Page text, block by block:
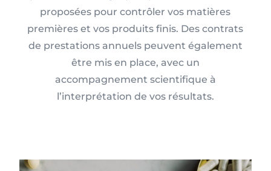
proposées pour contrôler vos matières
premières et vos produits finis. Des contrats
de prestations annuels peuvent également
être mis en place, avec un
accompagnement scientifique à
l’interprétation de vos résultats.